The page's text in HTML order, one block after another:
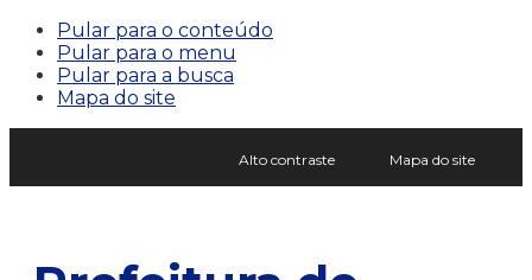
Pular para o conteúdo
Pular para o menu
Pular para a busca
Mapa do site
Alto contraste Mapa do site